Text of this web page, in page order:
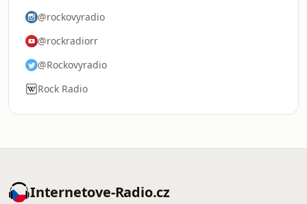
@rockovyradio
@rockradiorr
@Rockovyradio
Rock Radio
Internetove-Radio.cz